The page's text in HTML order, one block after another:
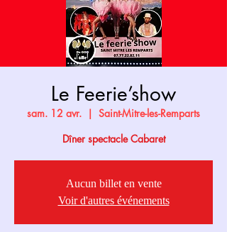
Le Feerie’show
sam. 12 avr.
  |
Saint-Mitre-les-Remparts
Dîner spectacle Cabaret
Aucun billet en vente
Voir d'autres événements